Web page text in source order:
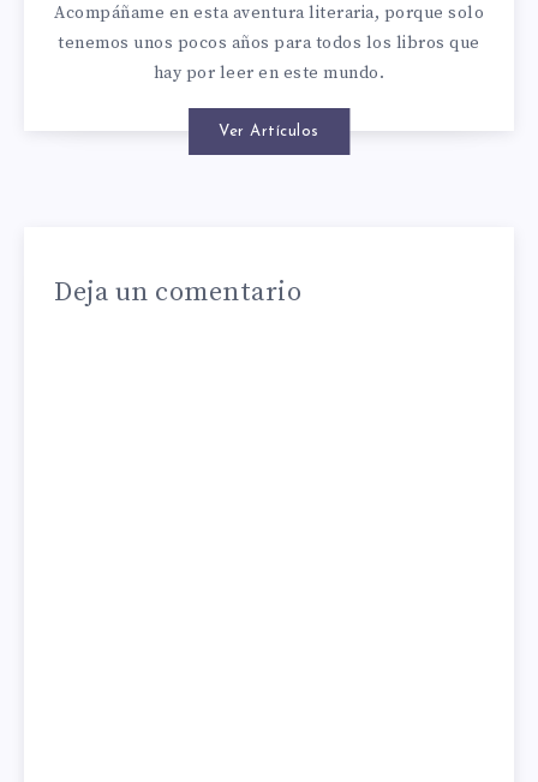
Acompáñame en esta aventura literaria, porque solo
tenemos unos pocos años para todos los libros que
hay por leer en este mundo.
Ver Artículos
Deja un comentario